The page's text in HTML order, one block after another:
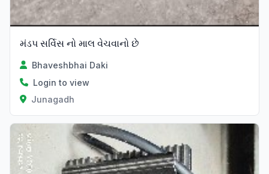
મંડપ સર્વિસ નો માલ વેચવાનો છે
Bhaveshbhai Daki
Login to view
Junagadh